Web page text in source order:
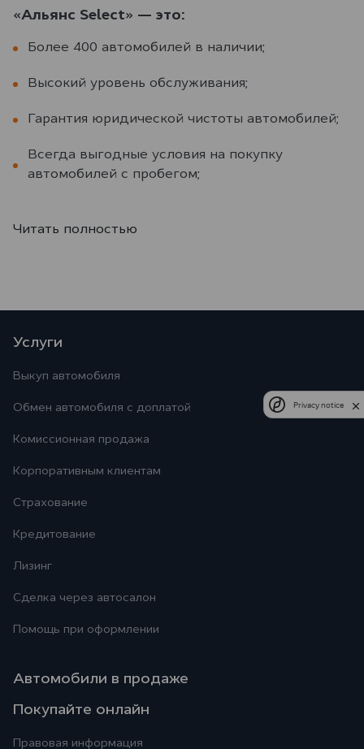
«Альянс Select» — это:
Более 400 автомобилей в наличии;
Высокий уровень обслуживания;
Гарантия юридической чистоты автомобилей;
Всегда выгодные условия на покупку
автомобилей с пробегом;
Читать полностью
Автомобили в продаже
Покупайте онлайн
Правовая информация
Услуги
Выкуп автомобиля
Обмен автомобиля с доплатой
Комиссионная продажа
Корпоративным клиентам
Страхование
Кредитование
Лизинг
Сделка через автосалон
Помощь при оформлении
Privacy notice